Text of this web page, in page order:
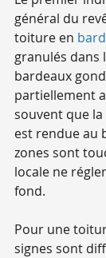
général du
toiture en
granulés dans
bardeaux
partiellement
souvent que
est rendue au
zones sont
locale ne
fond.
Pour une
signes sont